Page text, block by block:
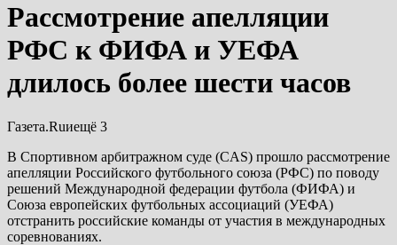
Рассмотрение апелляции
РФС к ФИФА и УЕФА
длилось более шести часов
Газета.Ruиещё 3
В Спортивном арбитражном суде (CAS) прошло рассмотрение
апелляции Российского футбольного союза (РФС) по поводу
решений Международной федерации футбола (ФИФА) и
Союза европейских футбольных ассоциаций (УЕФА)
отстранить российские команды от участия в международных
соревнованиях.